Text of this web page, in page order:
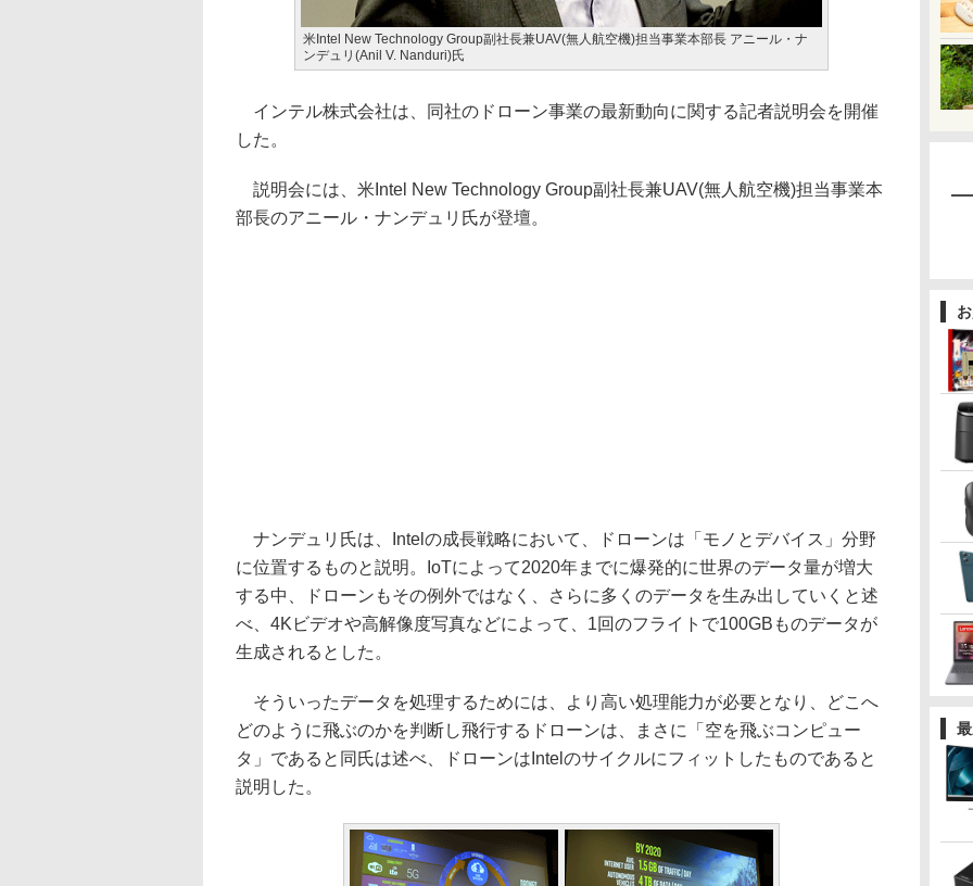
米Intel New Technology Group副社長兼UAV(無人航空機)担当事業本部長 アニール・ナ
ンデュリ(Anil V. Nanduri)氏
インテル株式会社は、同社のドローン事業の最新動向に関する記者説明会を開催
した。
説明会には、米Intel New Technology Group副社長兼UAV(無人航空機)担当事業本
部長のアニール・ナンデュリ氏が登壇。
ナンデュリ氏は、Intelの成長戦略において、ドローンは「モノとデバイス」分野
に位置するものと説明。IoTによって2020年までに爆発的に世界のデータ量が増大
する中、ドローンもその例外ではなく、さらに多くのデータを生み出していくと述
べ、4Kビデオや高解像度写真などによって、1回のフライトで100GBものデータが
生成されるとした。
そういったデータを処理するためには、より高い処理能力が必要となり、どこへ
どのように飛ぶのかを判断し飛行するドローンは、まさに「空を飛ぶコンピュー
タ」であると同氏は述べ、ドローンはIntelのサイクルにフィットしたものであると
説明した。